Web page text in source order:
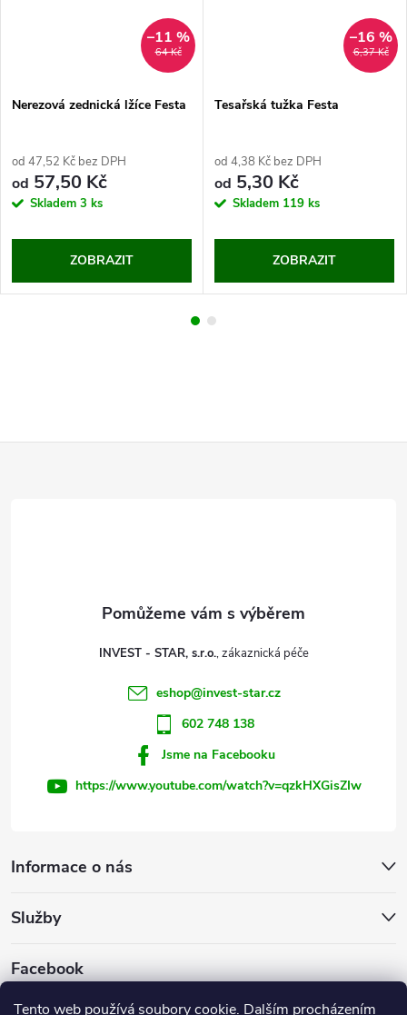
Tento web používá souborycookie. Dalším procházením
64 Kč
–11 %
Nerezová zednická lžíce Festa
od 47,52 Kč bez DPH
od 57,50 Kč
Skladem 3 ks
ZOBRAZIT
6,37 Kč
–16 %
Tesařská tužka Festa
od 4,38 Kč bez DPH
od 5,30 Kč
Skladem 119 ks
ZOBRAZIT
Informace o nás
Služby
Facebook
INVEST - STAR, s.r.o.
eshop@invest-star.cz
602 748 138
Jsme na Facebooku
https://www.youtube.com/watch?v=qzkHXGisZIw